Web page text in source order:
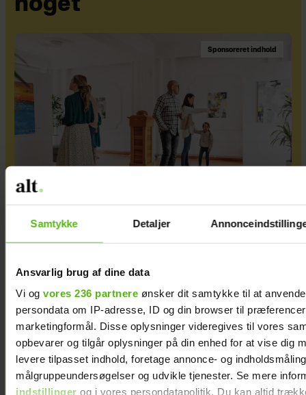
Samtykke Detaljer
Ansvarlig brug af dine data
Vi og vores 236 partnere ønsker dit samtykke til at
persondata om IP-adresse, ID og din browser til
marketingformål. Disse oplysninger videregives til vores
opbevarer og tilgår oplysninger på din enhed for at vise dig
levere tilpasset indhold, foretage annonce- og
målgruppeundersøgelser og udvikle tjenester. Se mere
indstillinger og i vores persondatapolitik. Du kan altid
noget
Sponsoreret indhold
Påskens Museumseventyr: Oplev kunst,
historie og leg for hele familien